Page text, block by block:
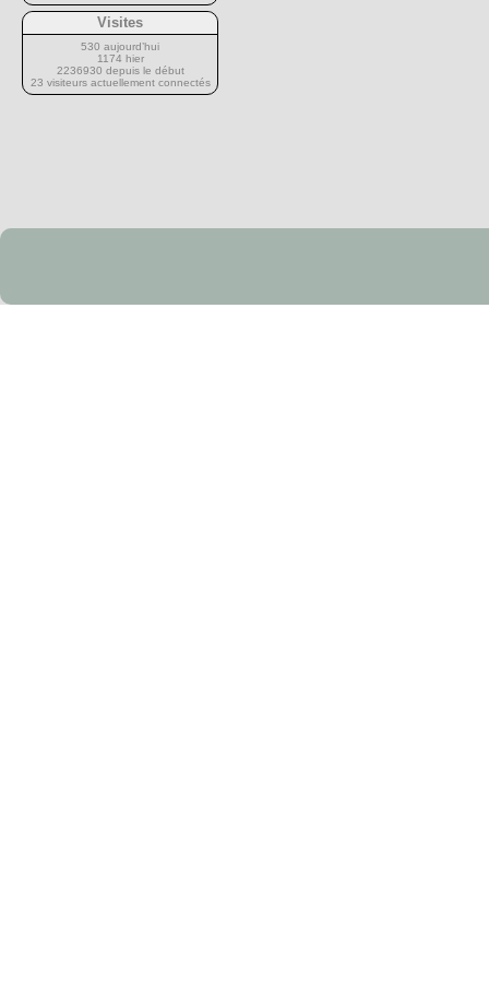
Visites
530 aujourd’hui
1174 hier
2236930 depuis le début
23 visiteurs actuellement connectés